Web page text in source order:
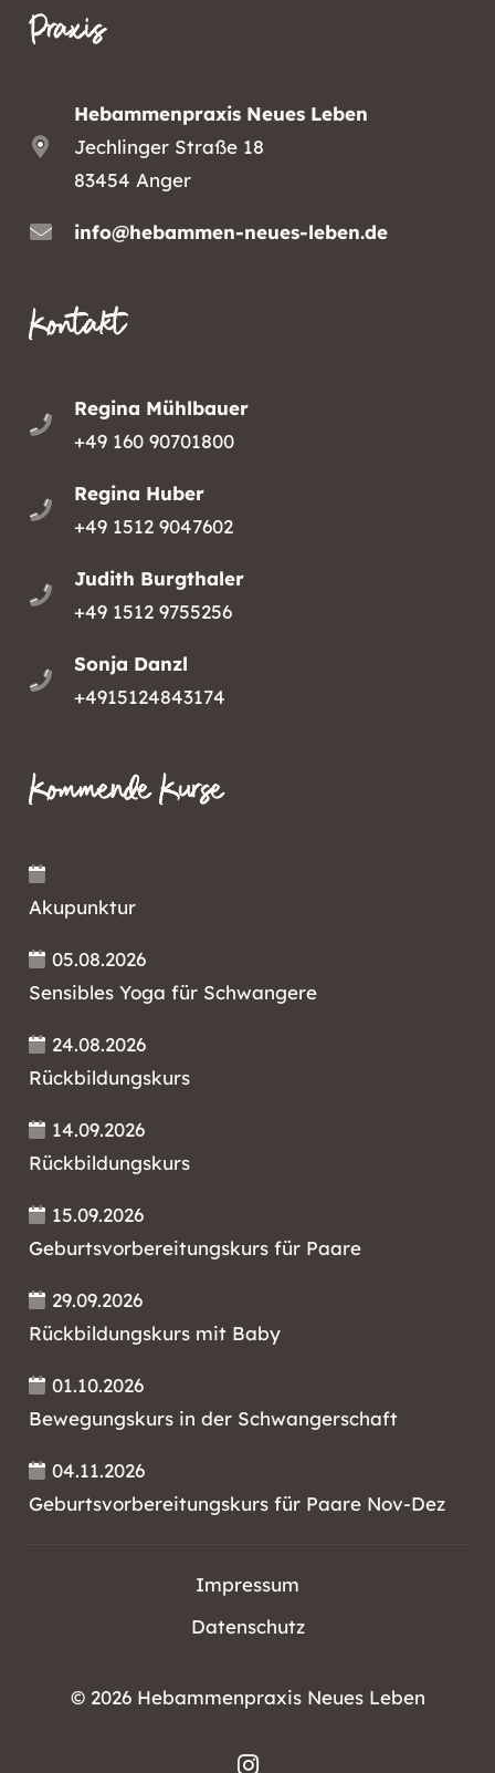
Praxis
Hebammenpraxis Neues Leben
Jechlinger Straße 18
83454 Anger
info@hebammen-neues-leben.de
Kontakt
Regina Mühlbauer
+49 160 90701800
Regina Huber
+49 1512 9047602
Judith Burgthaler
+49 1512 9755256
Sonja Danzl
+4915124843174
Kommende Kurse
Akupunktur
05.08.2026
Sensibles Yoga für Schwangere
24.08.2026
Rückbildungskurs
14.09.2026
Rückbildungskurs
15.09.2026
Geburtsvorbereitungskurs für Paare
29.09.2026
Rückbildungskurs mit Baby
01.10.2026
Bewegungskurs in der Schwangerschaft
04.11.2026
Geburtsvorbereitungskurs für Paare Nov-Dez
© 2026 Hebammenpraxis Neues Leben
Impressum
Datenschutz